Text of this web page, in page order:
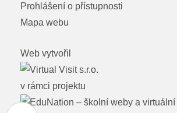
Prohlášení o přístupnosti
Mapa webu
Web vytvořil
v rámci projektu